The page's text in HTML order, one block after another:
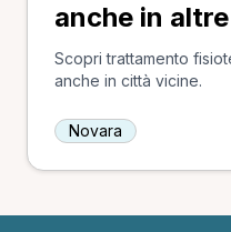
anche in
Scopri trattamento
anche in città vicine.
Novara